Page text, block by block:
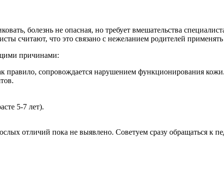
болезнь не опасная, но требует вмешательства
считают, что это связано с нежеланием родителей
причинами:
правило, сопровождается нарушением функционирования кожи.
5-7 лет).
отличий пока не выявлено. Советуем сразу обращаться к